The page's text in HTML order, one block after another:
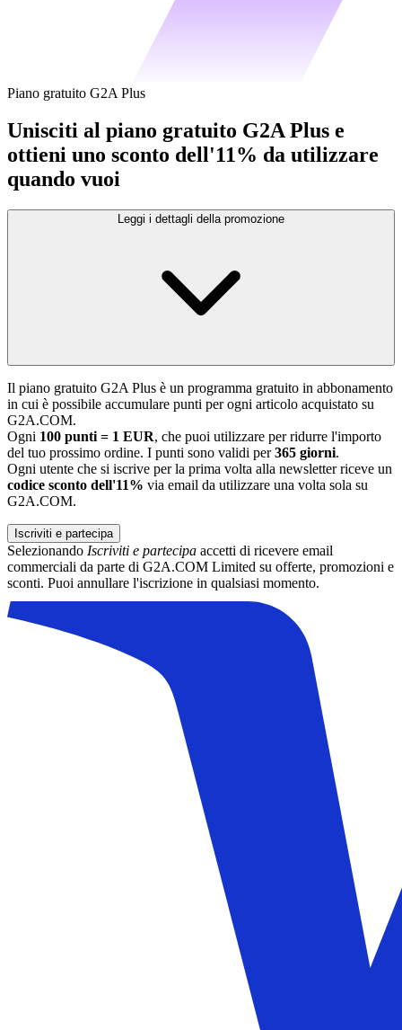
Piano gratuito G2A Plus
Unisciti al piano gratuito G2A Plus e
ottieni uno sconto dell'11% da utilizzare
quando vuoi
Leggi i dettagli della promozione
Il piano gratuito G2A Plus è un programma gratuito in abbonamento
in cui è possibile accumulare punti per ogni articolo acquistato su
G2A.COM.
Ogni 100 punti = 1 EUR, che puoi utilizzare per ridurre l'importo
del tuo prossimo ordine. I punti sono validi per365 giorni.
Ogni utente che si iscrive per la prima volta alla newsletter riceve un
codice sconto dell'11% via email da utilizzare una volta sola su
G2A.COM.
Iscriviti e partecipa
Selezionando Iscriviti e partecipa accetti di ricevere email
commerciali da parte di G2A.COM Limited su offerte, promozioni e
sconti. Puoi annullare l'iscrizione in qualsiasi momento.